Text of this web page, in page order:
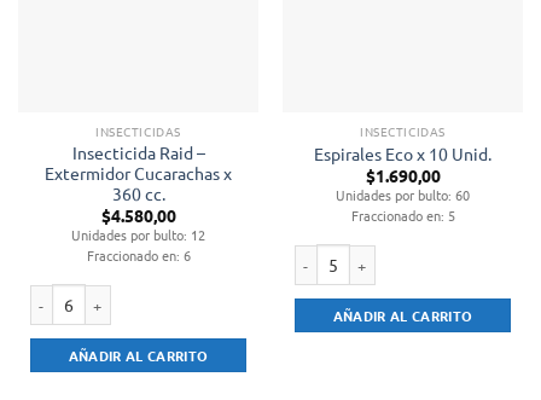
INSECTICIDAS
Insecticida Raid –
Extermidor Cucarachas x
360 cc.
$4.580,00
Unidades por bulto: 12
Fraccionado en: 6
Insecticida Raid - Extermidor Cucarachas x 360 cc. cantidad
AÑADIR AL CARRITO
INSECTICIDAS
Espirales Eco x 10 Unid.
$1.690,00
Unidades por bulto: 60
Fraccionado en: 5
AÑADIR AL CARRITO